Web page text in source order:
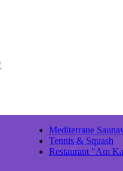
Mediterrane
Tennis & Squash
Restaurant "Am